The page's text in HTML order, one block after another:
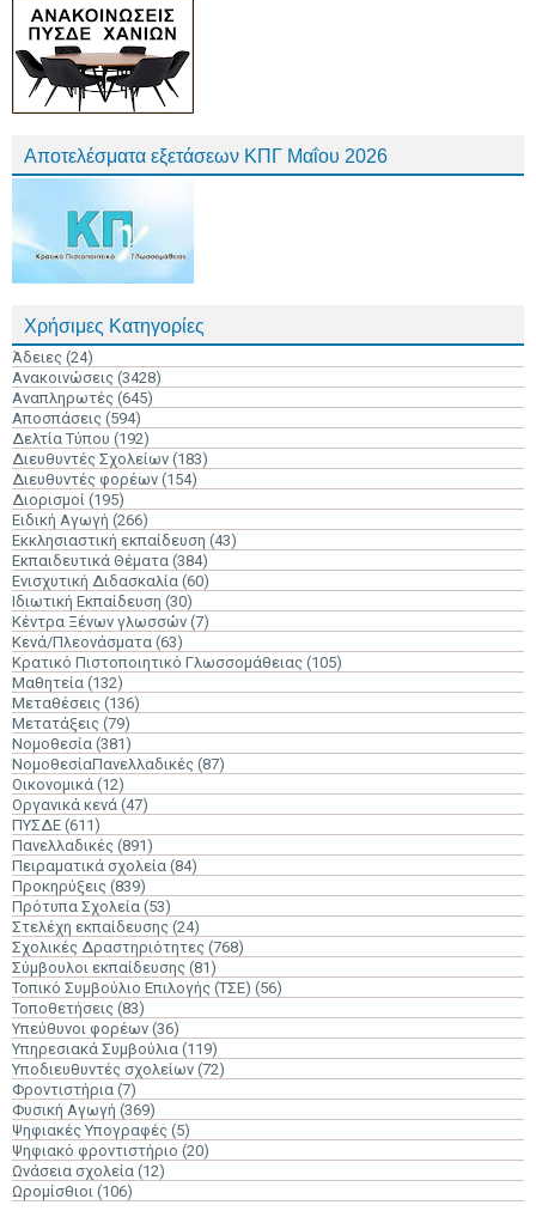
Αποτελέσματα εξετάσεων ΚΠΓ Μαΐου 2026
Χρήσιμες Κατηγορίες
Άδειες (24)
Ανακοινώσεις (3428)
Αναπληρωτές (645)
Αποσπάσεις (594)
Δελτία Τύπου (192)
Διευθυντές Σχολείων (183)
Διευθυντές φορέων (154)
Διορισμοί (195)
Ειδική Αγωγή (266)
Εκκλησιαστική εκπαίδευση (43)
Εκπαιδευτικά Θέματα (384)
Ενισχυτική Διδασκαλία (60)
Ιδιωτική Εκπαίδευση (30)
Κέντρα Ξένων γλωσσών (7)
Κενά/Πλεονάσματα (63)
Κρατικό Πιστοποιητικό Γλωσσομάθειας (105)
Μαθητεία (132)
Μεταθέσεις (136)
Μετατάξεις (79)
Νομοθεσία (381)
ΝομοθεσίαΠανελλαδικές (87)
Οικονομικά (12)
Οργανικά κενά (47)
ΠΥΣΔΕ (611)
Πανελλαδικές (891)
Πειραματικά σχολεία (84)
Προκηρύξεις (839)
Πρότυπα Σχολεία (53)
Στελέχη εκπαίδευσης (24)
Σχολικές Δραστηριότητες (768)
Σύμβουλοι εκπαίδευσης (81)
Τοπικό Συμβούλιο Επιλογής (ΤΣΕ) (56)
Τοποθετήσεις (83)
Υπεύθυνοι φορέων (36)
Υπηρεσιακά Συμβούλια (119)
Υποδιευθυντές σχολείων (72)
Φροντιστήρια (7)
Φυσική Αγωγή (369)
Ψηφιακές Υπογραφές (5)
Ψηφιακό φροντιστήριο (20)
Ωνάσεια σχολεία (12)
Ωρομίσθιοι (106)